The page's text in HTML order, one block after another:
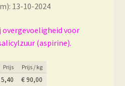
13-10-2024
voor
(aspirine).
Prijs Prijs / kg
5,40 €90,00